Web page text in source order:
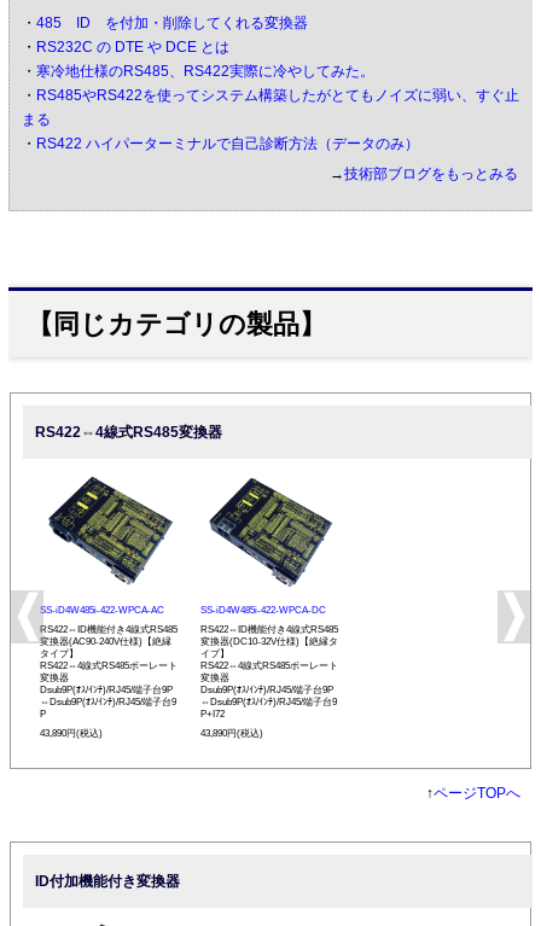
・ 485 ID を付加・削除してくれる変換器
・ RS232C の DTE や DCE とは
・ 寒冷地仕様のRS485、RS422実際に冷やしてみた。
・ RS485やRS422を使ってシステム構築したがとてもノイズに弱い、すぐ止
まる
・ RS422 ハイパーターミナルで自己診断方法（データのみ）
→技術部ブログをもっとみる
【同じカテゴリの製品】
RS422⇔4線式RS485変換器
SS-iD4W485i-422-WPCA-AC
RS422⇔ID機能付き4線式RS485
変換器(AC90-240V仕様)【絶縁
タイプ】
RS422⇔4線式RS485ボーレート
変換器
Dsub9P(ｵｽ/ｲﾝﾁ)/RJ45/端子台9P
⇔Dsub9P(ｵｽ/ｲﾝﾁ)/RJ45/端子台9
P
43,890円(税込)
SS-iD4W485i-422-WPCA-DC
RS422⇔ID機能付き4線式RS485
変換器(DC10-32V仕様)【絶縁タ
イプ】
RS422⇔4線式RS485ボーレート
変換器
Dsub9P(ｵｽ/ｲﾝﾁ)/RJ45/端子台9P
⇔Dsub9P(ｵｽ/ｲﾝﾁ)/RJ45/端子台9
P+I72
43,890円(税込)
↑ページTOPへ
ID付加機能付き変換器